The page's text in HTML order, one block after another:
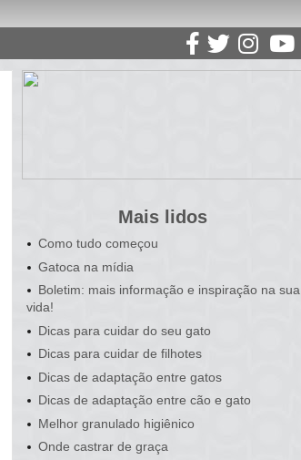
Mais lidos
Como tudo começou
Gatoca na mídia
Boletim: mais informação e inspiração na sua
vida!
Dicas para cuidar do seu gato
Dicas para cuidar de filhotes
Dicas de adaptação entre gatos
Dicas de adaptação entre cão e gato
Melhor granulado higiênico
Onde castrar de graça